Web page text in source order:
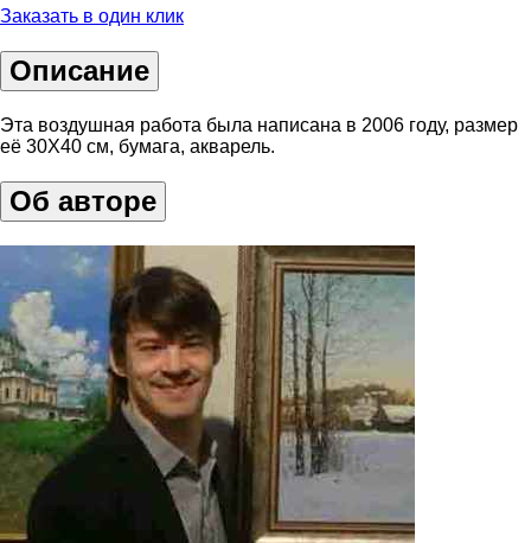
Заказать в один клик
Описание
Эта воздушная работа была написана в 2006 году, размер
её 30Х40 см, бумага, акварель.
Об авторе